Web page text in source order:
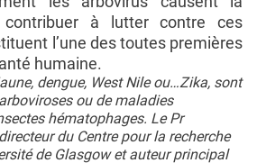
à lutter contre ces
l’une des toutes premières
humaine.
dengue, West Nile ou…Zika, sont
ou de maladies
hématophages. Le Pr
du Centre pour la recherche
de Glasgow et auteur principal